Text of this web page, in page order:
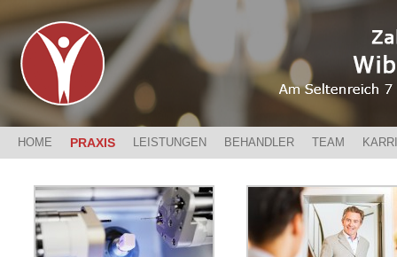
HOME PRAXIS LEISTUNGEN BEHANDLER TEAM